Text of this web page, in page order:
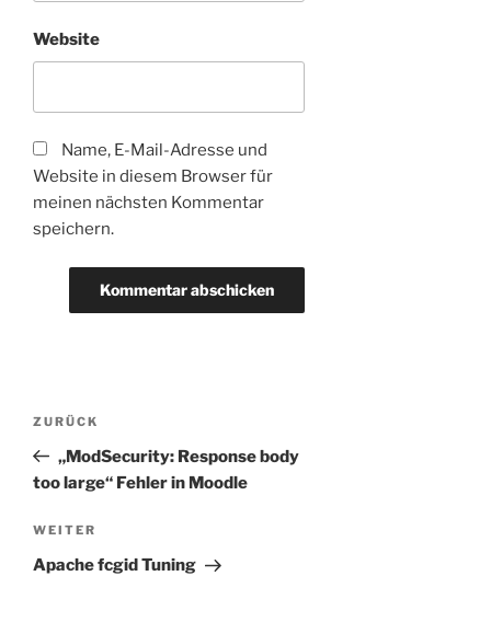
Website
Name, E-Mail-Adresse und
Website in diesem Browser für
meinen nächsten Kommentar
speichern.
Beitragsnavigation
Vorheriger
Beitrag
ZURÜCK
„ModSecurity: Response body
too large“ Fehler in Moodle
Nächster
Beitrag
WEITER
Apache fcgid Tuning